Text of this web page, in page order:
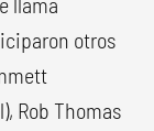
otros
Rob Thomas